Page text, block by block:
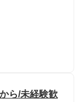
ら/未経験歓